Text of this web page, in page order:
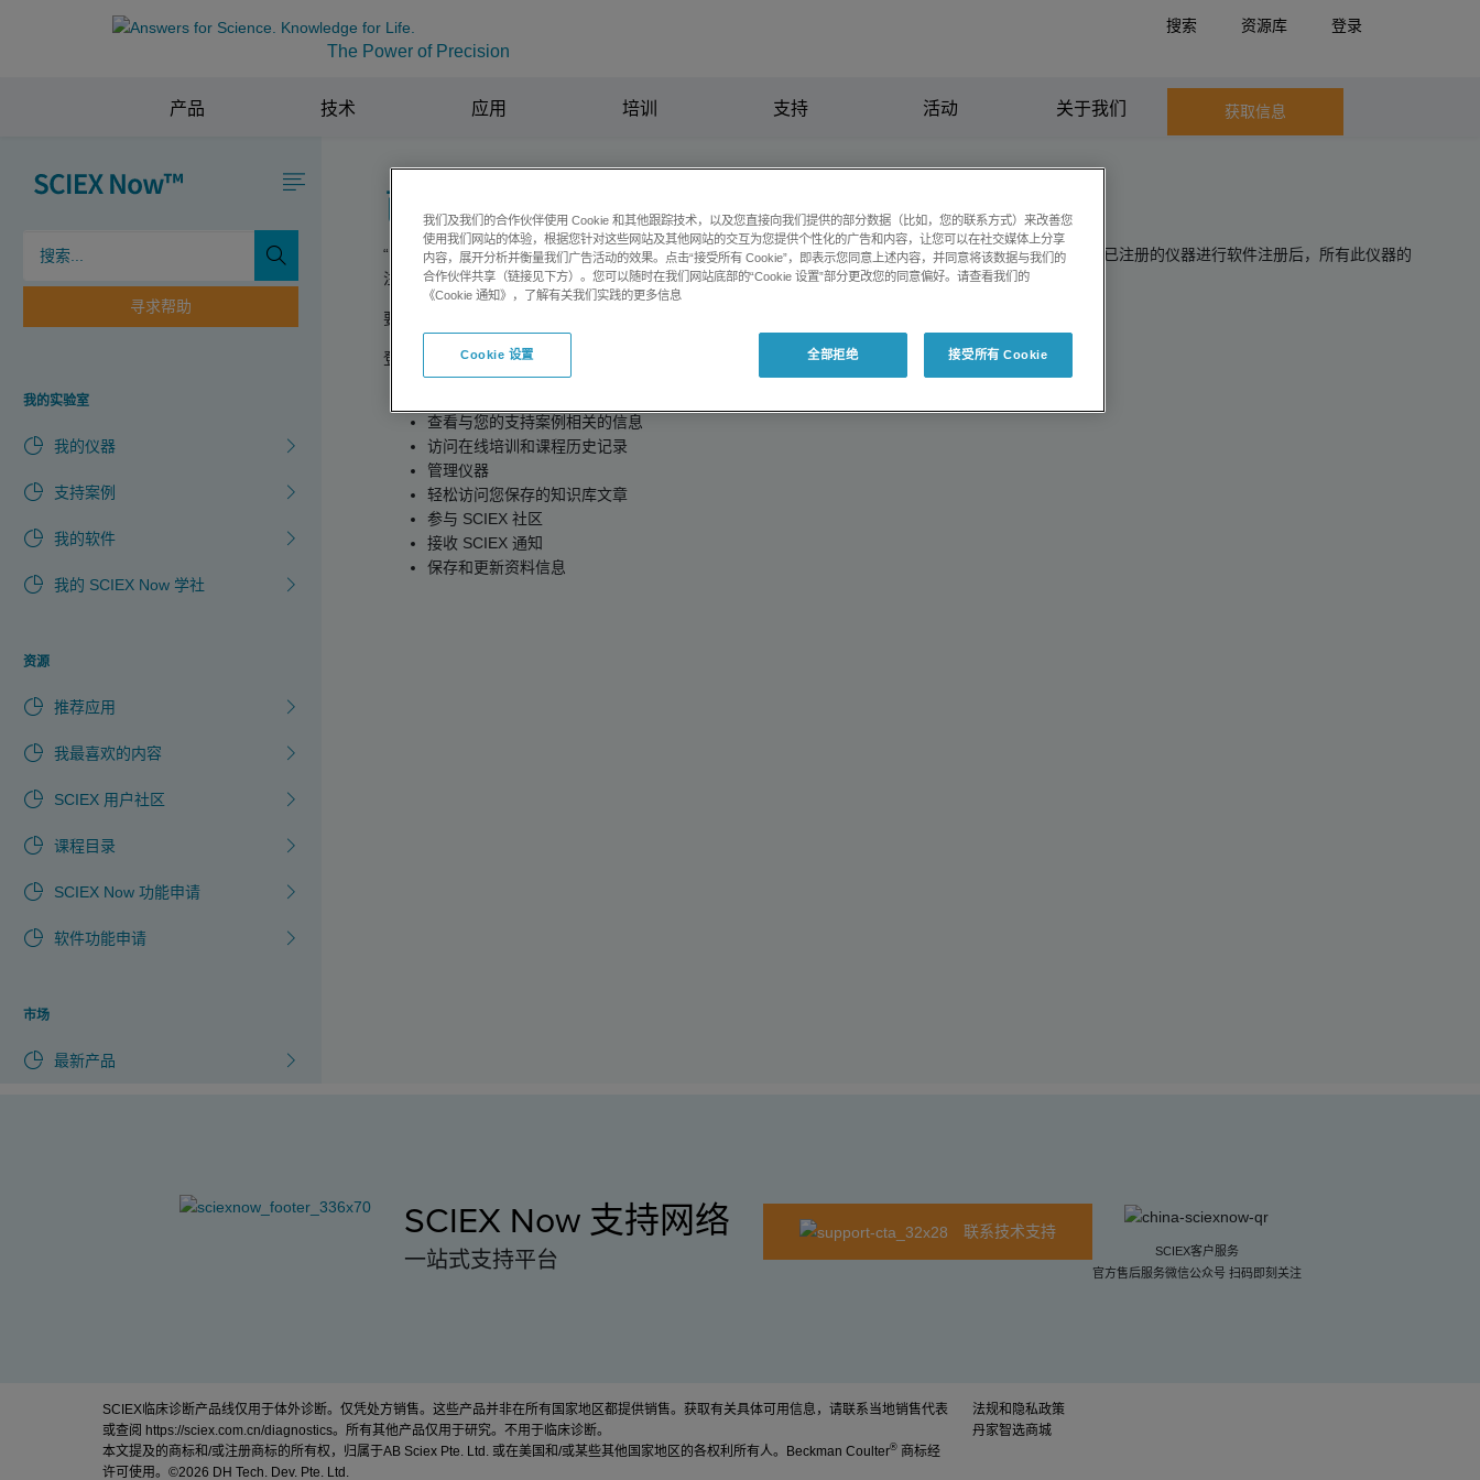
The Power of Precision
搜索 资源库 登录
产品 技术 应用 培训 支持 活动 关于我们 获取信息
寻求帮助
我的实验室
我的仪器
支持案例
我的软件
我的 SCIEX Now 学社
资源
推荐应用
我最喜欢的内容
SCIEX 用户社区
课程目录
SCIEX Now 功能申请
软件功能申请
市场
最新产品
已注册的软件
“已注册的软件”是您查看和管理软件激活的第一站。在这里您可以提交软件支持请求并查看软件状态。在对已注册的仪器进行软件注册后，所有此仪器的
注册用户都将享受软件支持。
要获取全面支持和访问个人信息，请
登录后，您可以：
查看与您的支持案例相关的信息
访问在线培训和课程历史记录
管理仪器
轻松访问您保存的知识库文章
参与 SCIEX 社区
接收 SCIEX 通知
保存和更新资料信息
SCIEX Now 支持网络
一站式支持平台
联系技术支持
SCIEX客户服务
官方售后服务微信公众号 扫码即刻关注
SCIEX临床诊断产品线仅用于体外诊断。仅凭处方销售。这些产品并非在所有国家地区都提供销售。获取有关具体可用信息，请联系当地销售代表
或查阅 https://sciex.com.cn/diagnostics。所有其他产品仅用于研究。不用于临床诊断。
本文提及的商标和/或注册商标的所有权，归属于AB Sciex Pte. Ltd. 或在美国和/或某些其他国家地区的各权利所有人。Beckman Coulter® 商标经
许可使用。©2026 DH Tech. Dev. Pte. Ltd.
法规和隐私政策
丹家智选商城
我们及我们的合作伙伴使用 Cookie 和其他跟踪技术，以及您直接向我们提供的部分数据（比如，您的联系方式）来改善您
使用我们网站的体验，根据您针对这些网站及其他网站的交互为您提供个性化的广告和内容，让您可以在社交媒体上分享
内容，展开分析并衡量我们广告活动的效果。点击“接受所有 Cookie”，即表示您同意上述内容，并同意将该数据与我们的
合作伙伴共享（链接见下方）。您可以随时在我们网站底部的“Cookie 设置”部分更改您的同意偏好。请查看我们的
《Cookie 通知》，了解有关我们实践的更多信息
Cookie 设置 全部拒绝 接受所有 Cookie